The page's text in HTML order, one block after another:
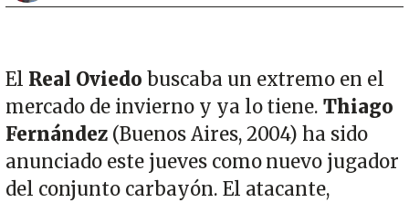
El Real Oviedo buscaba un extremo en el
mercado de invierno y ya lo tiene.Thiago
Fernández (Buenos Aires, 2004) ha sido
anunciado este jueves como nuevo jugador
del conjunto carbayón. El atacante,